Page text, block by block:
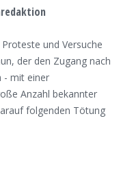
und Versuche
der den Zugang nach
- mit einer
Anzahl bekannter
folgenden Tötung